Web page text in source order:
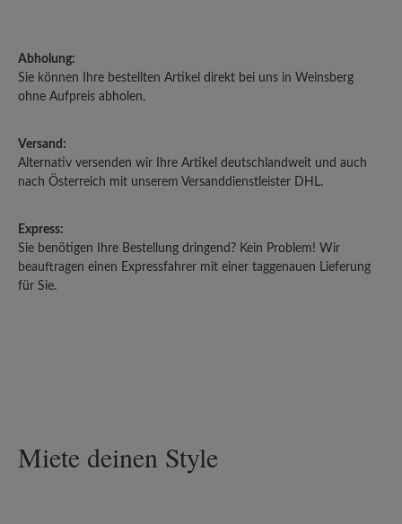
Abholung:
Sie können Ihre bestellten Artikel direkt bei uns in Weinsberg
ohne Aufpreis abholen.
Versand:
Alternativ versenden wir Ihre Artikel deutschlandweit und auch
nach Österreich mit unserem Versanddienstleister DHL.
Express:
Sie benötigen Ihre Bestellung dringend? Kein Problem! Wir
beauftragen einen Expressfahrer mit einer taggenauen Lieferung
für Sie.
Miete deinen Style